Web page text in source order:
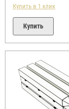
Купить в 1 клик
Купить